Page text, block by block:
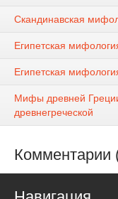
Скандинавская
Египетская
Египетская
Мифы древней
древнегреческой
Комментарии